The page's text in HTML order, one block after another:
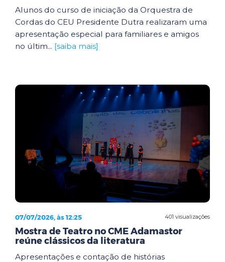
Alunos do curso de iniciação da Orquestra de
Cordas do CEU Presidente Dutra realizaram uma
apresentação especial para familiares e amigos
no últim... [saiba mais]
401 visualizações
07/07/2026, às 12:25
Mostra de Teatro no CME Adamastor
reúne clássicos da literatura
Apresentações e contação de histórias